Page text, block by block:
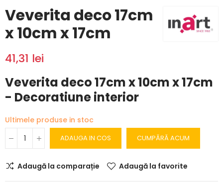
Veverita deco 17cm
x 10cm x 17cm
41,31 lei
Veverita deco 17cm x 10cm x 17cm
- Decoratiune interior
Ultimele produse in stoc
ADAUGA IN COS CUMPĂRĂ ACUM
Adaugă la comparație Adaugă la favorite